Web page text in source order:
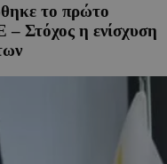
το πρώτο
Στόχος η ενίσχυση